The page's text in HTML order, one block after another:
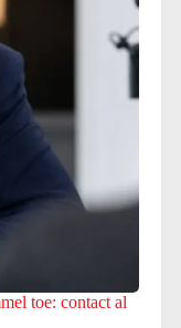
toe: contact al